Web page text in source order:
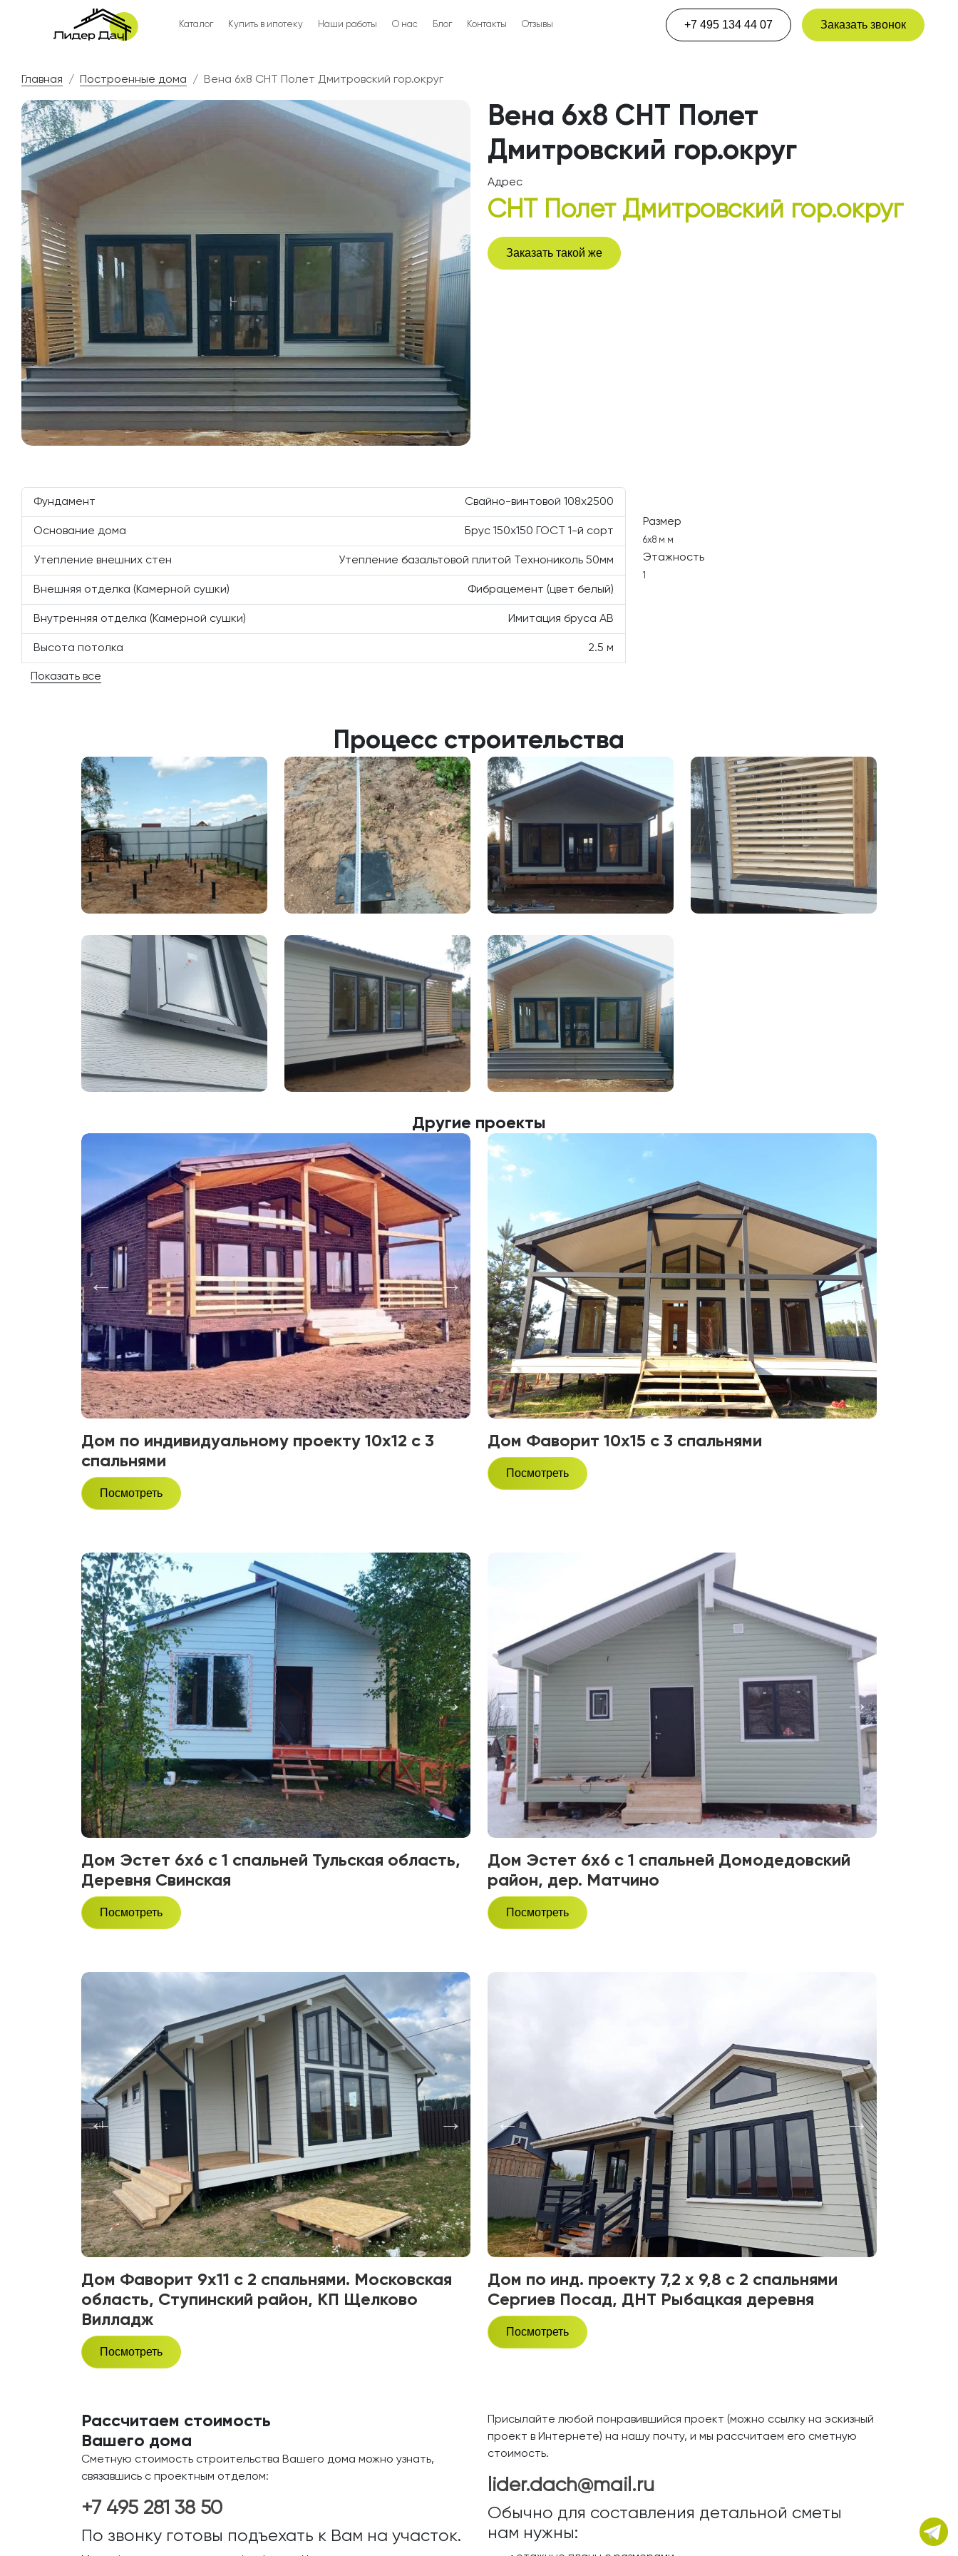
Каталог Купить в ипотеку Наши работы О нас Блог Контакты Отзывы +7 495 134 44 07 Заказать звонок
Главная Построенные дома Вена 6х8 СНТ Полет Дмитровский гор.округ
Вена 6х8 СНТ Полет
Дмитровский гор.округ
Адрес
СНТ Полет Дмитровский гор.округ
Заказать такой же
Фундамент Cвайно-винтовой 108х2500
Основание дома Брус 150х150 ГОСТ 1-й сорт
Утепление внешних стен Утепление базальтовой плитой Технониколь 50мм
Внешняя отделка (Камерной сушки) Фибрацемент (цвет белый)
Внутренняя отделка (Камерной сушки) Имитация бруса AB
Высота потолка 2.5 м
Показать все
Размер
6х8 м м
Этажность
1
Процесс строительства
Другие проекты
Дом по индивидуальному проекту 10х12 с 3
спальнями
Посмотреть
Дом Фаворит 10х15 с 3 спальнями
Посмотреть
Дом Эстет 6х6 с 1 спальней Тульская область,
Деревня Свинская
Посмотреть
Дом Эстет 6х6 с 1 спальней Домодедовский
район, дер. Матчино
Посмотреть
Дом Фаворит 9х11 с 2 спальнями. Московская
область, Ступинский район, КП Щелково
Вилладж
Посмотреть
Дом по инд. проекту 7,2 х 9,8 с 2 спальнями
Сергиев Посад, ДНТ Рыбацкая деревня
Посмотреть
Рассчитаем стоимость
Вашего дома
Сметную стоимость строительства Вашего дома можно узнать,
связавшись с проектным отделом:
+7 495 281 38 50
По звонку готовы подъехать к Вам на участок.
Присылайте любой понравившийся проект (можно ссылку на эскизный
проект в Интернете) на нашу почту, и мы рассчитаем его сметную
стоимость.
lider.dach@mail.ru
Обычно для составления детальной сметы
нам нужны: